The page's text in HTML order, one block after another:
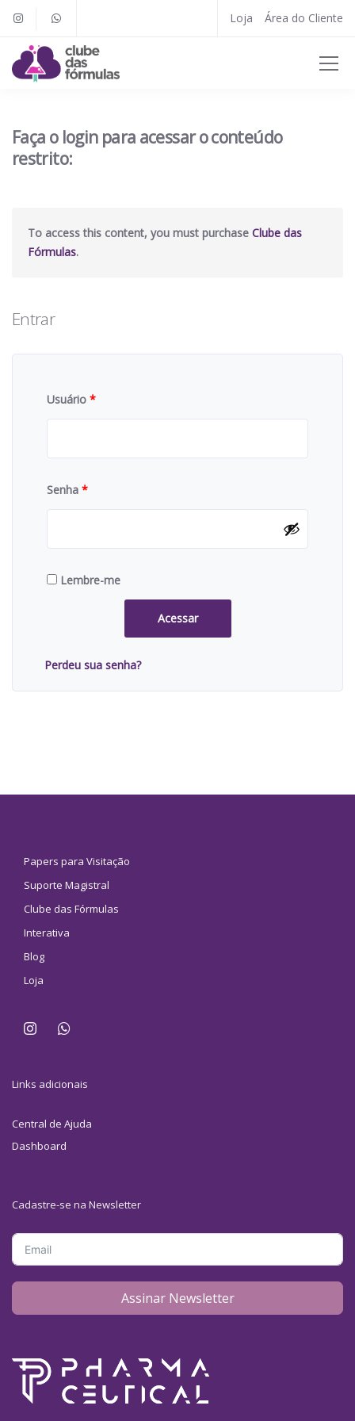
Loja Área do Cliente
Faça o login para acessar o conteúdo
restrito:
To access this content, you must purchase Clube das
Fórmulas.
Entrar
Usuário *
Senha *
Lembre-me
Acessar
Perdeu sua senha?
Papers para Visitação
Suporte Magistral
Clube das Fórmulas
Interativa
Blog
Loja
Links adicionais
Central de Ajuda
Dashboard
Cadastre-se na Newsletter
Assinar Newsletter